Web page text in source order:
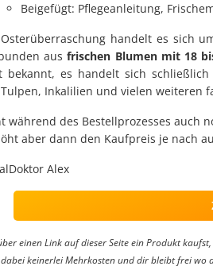
Beigefügt: Pflegeanleitung,
handelt es sich
ausfrischen Blumen mit 18
bekannt, es handelt sich
Tulpen, Inkalilien und vielen
während des Bestellprozesses auch
aber dann den Kaufpreis je nach
Alex
einen Link auf dieser Seite ein Produkt
keinerlei Mehrkosten und dir bleibt frei wo